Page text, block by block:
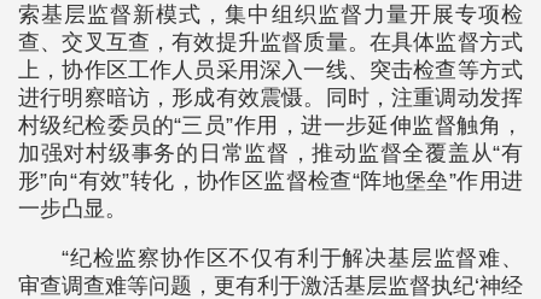
索基层监督新模式，集中组织监督力量开展专项检
查、交叉互查，有效提升监督质量。在具体监督方式
上，协作区工作人员采用深入一线、突击检查等方式
进行明察暗访，形成有效震慑。同时，注重调动发挥
村级纪检委员的“三员”作用，进一步延伸监督触角，
加强对村级事务的日常监督，推动监督全覆盖从“有
形”向“有效”转化，协作区监督检查“阵地堡垒”作用进
一步凸显。
“纪检监察协作区不仅有利于解决基层监督难、
审查调查难等问题，更有利于激活基层监督执纪‘神经